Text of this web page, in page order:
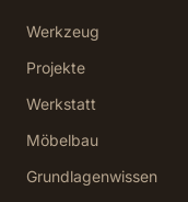
Werkzeug
Projekte
Werkstatt
Möbelbau
Grundlagenwissen